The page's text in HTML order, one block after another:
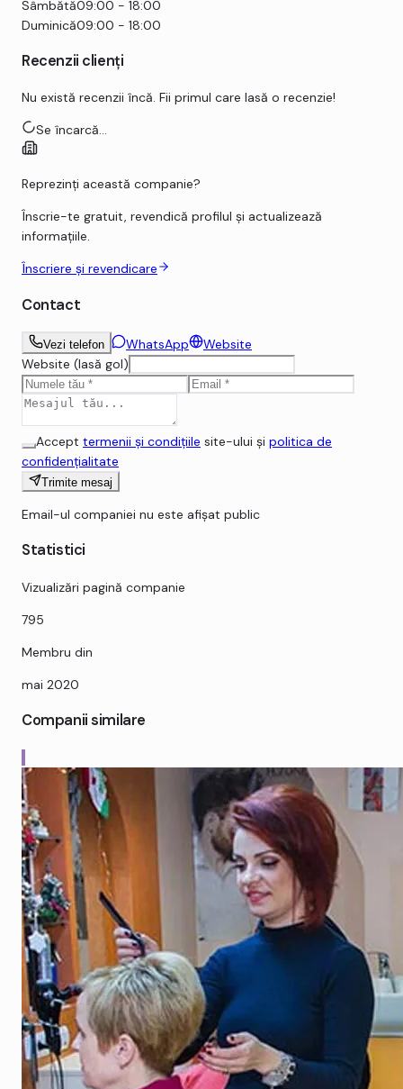
Sâmbătă09:00 - 18:00
Duminică09:00 - 18:00
Recenzii clienți
Nu există recenzii încă. Fii primul care lasă o recenzie!
Se încarcă...
Reprezinți această companie?
Înscrie-te gratuit, revendică profilul și actualizează
informațiile.
Înscriere și revendicare
Contact
Vezi telefon WhatsApp
Website
Website (lasă gol)
Accept termenii și condițiile site-ului și politica de
confidențialitate
Trimite mesaj
Email-ul companiei nu este afișat public
Statistici
Vizualizări pagină companie
795
Membru din
mai 2020
Companii similare